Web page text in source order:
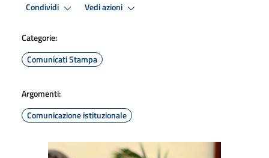
Condividi Vedi azioni
Categorie:
Comunicati Stampa
Argomenti:
Comunicazione istituzionale